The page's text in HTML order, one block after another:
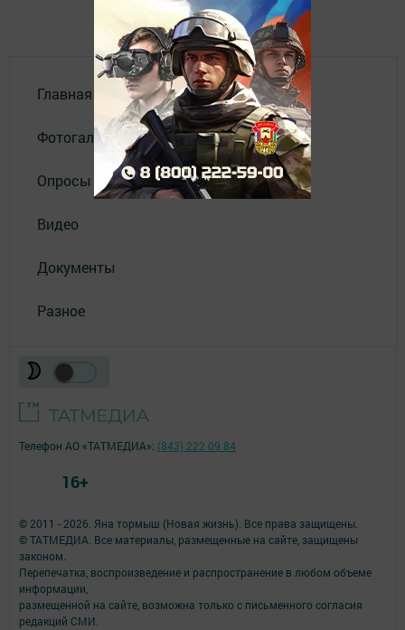
Главная
Фотогалереи
Опросы
Видео
Документы
Разное
© 2011 - 2026. Яна тормыш (Новая жизнь). Все права защищены.
© ТАТМЕДИА. Все материалы, размещенные на сайте, защищены
законом.
Перепечатка, воспроизведение и распространение в любом объеме
информации,
размещенной на сайте, возможна только с письменного согласия
редакций СМИ.
Телефон АО «ТАТМЕДИА»: (843) 222 09 84
16+